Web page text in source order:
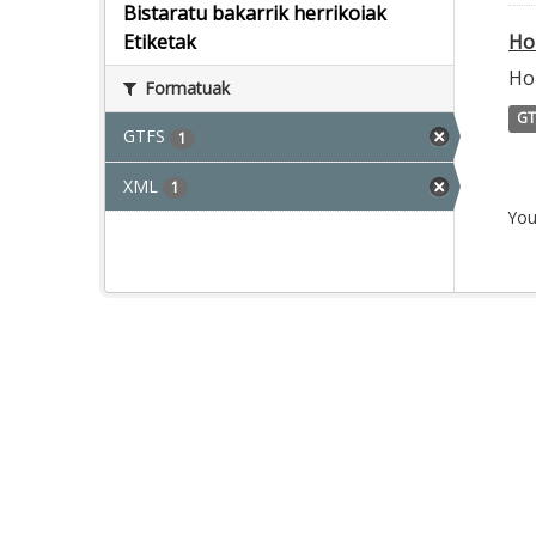
Bistaratu bakarrik herrikoiak
Etiketak
Formatuak
GTFS 1
XML 1